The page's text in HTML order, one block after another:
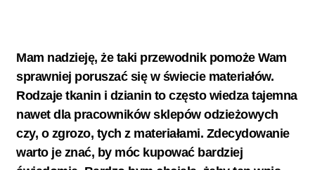
Mam nadzieję, że taki przewodnik pomoże Wam
sprawniej poruszać się w świecie materiałów.
Rodzaje tkanin i dzianin to często wiedza tajemna
nawet dla pracowników sklepów odzieżowych
czy, o zgrozo, tych z materiałami. Zdecydowanie
warto je znać, by móc kupować bardziej